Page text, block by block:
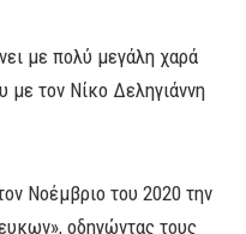
με πολύ μεγάλη χαρά
με τον Νίκο Δεληγιάννη
Νοέμβριο του 2020 την
οδηγώντας τους